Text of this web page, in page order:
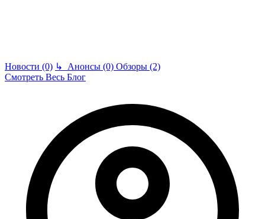
Новости (0) ↳ Анонсы (0) Обзоры (2)
Смотреть Весь Блог